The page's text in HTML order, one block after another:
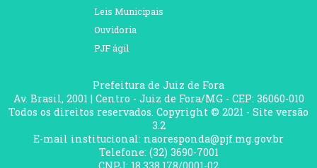
Leis Municipais
Ouvidoria
PJF ágil
Prefeitura de Juiz de Fora
Av. Brasil, 2001 | Centro - Juiz de Fora/MG - CEP: 36060-010
Todos os direitos reservados. Copyright © 2021 - Site versão
3.2
E-mail institucional: naoresponda@pjf.mg.gov.br
Telefone: (32) 3690-7001